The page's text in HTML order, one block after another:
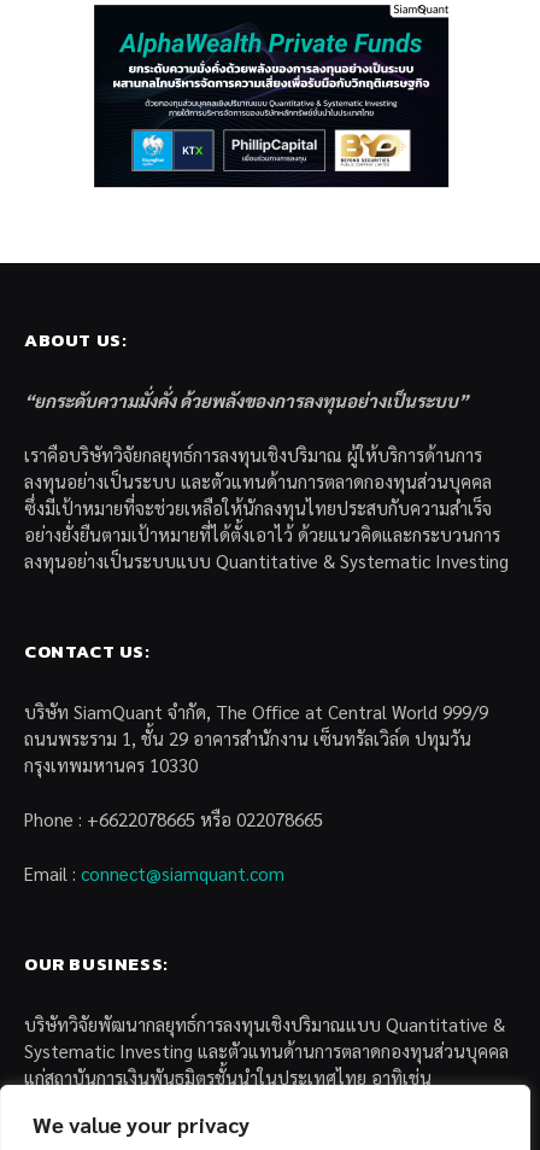
We value your privacy
ABOUT US:
“ยกระดับความมั่งคั่ง ด้วยพลังของการลงทุนอย่างเป็นระบบ”
เราคือบริษัทวิจัยกลยุทธ์การลงทุนเชิงปริมาณ ผู้ให้บริการด้านการ
ลงทุนอย่างเป็นระบบ และตัวแทนด้านการตลาดกองทุนส่วนบุคคล
ซึ่งมีเป้าหมายที่จะช่วยเหลือให้นักลงทุนไทยประสบกับความสำเร็จ
อย่างยั่งยืนตามเป้าหมายที่ได้ตั้งเอาไว้ ด้วยแนวคิดและกระบวนการ
ลงทุนอย่างเป็นระบบแบบ Quantitative & Systematic Investing
CONTACT US:
บริษัท SiamQuant จำกัด, The Office at Central World 999/9
ถนนพระราม 1, ชั้น 29 อาคารสำนักงาน เซ็นทรัลเวิล์ด ปทุมวัน
กรุงเทพมหานคร 10330
Phone : +6622078665 หรือ 022078665
Email : connect@siamquant.com
OUR BUSINESS:
บริษัทวิจัยพัฒนากลยุทธ์การลงทุนเชิงปริมาณแบบ Quantitative &
Systematic Investing และตัวแทนด้านการตลาดกองทุนส่วนบุคคล
แก่สถาบันการเงินพันธมิตรชั้นนำในประเทศไทย อาทิเช่น
– บล. กรุงไทย เอ็กซ์สปริง จำกัด